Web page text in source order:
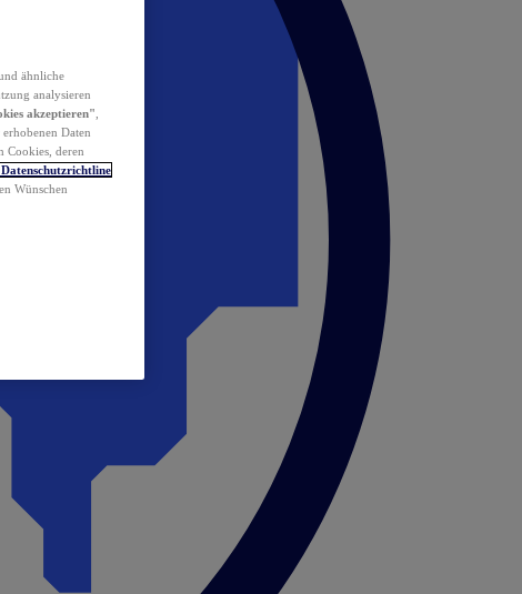
ähnliche
analysieren
akzeptieren"
Daten
Cookies, deren
Wünschen